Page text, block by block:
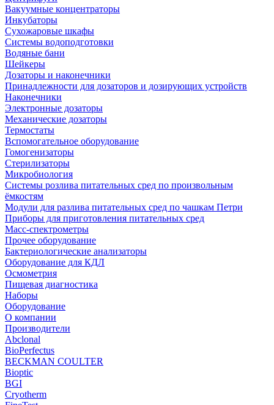
Вакуумные концентраторы
Инкубаторы
Сухожаровые шкафы
Системы водоподготовки
Водяные бани
Шейкеры
Дозаторы и наконечники
Принадлежности для дозаторов и дозирующих устройств
Наконечники
Электронные дозаторы
Механические дозаторы
Термостаты
Вспомогательное оборудование
Гомогенизаторы
Стерилизаторы
Микробиология
Системы розлива питательных сред по произвольным
ёмкостям
Модули для разлива питательных сред по чашкам Петри
Приборы для приготовления питательных сред
Масс-спектрометры
Прочее оборудование
Бактериологические анализаторы
Оборудование для КДЛ
Осмометрия
Пищевая диагностика
Наборы
Оборудование
О компании
Производители
Abclonal
BioPerfectus
BECKMAN COULTER
Bioptic
BGI
Cryotherm